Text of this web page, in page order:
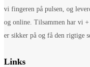
vi fingeren på pulsen, og
og online. Tilsammen har vi
er sikker på og få den rigtige
Links